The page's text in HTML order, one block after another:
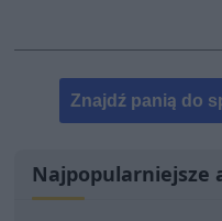
Znajdź panią do
Najpopularniejsze